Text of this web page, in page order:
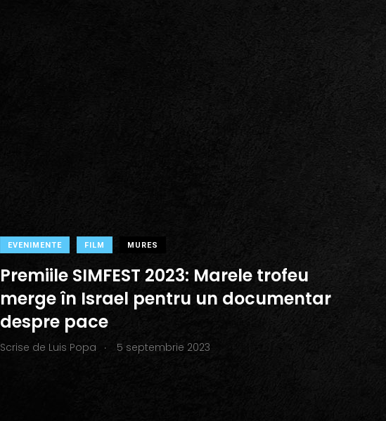
EVENIMENTE FILM MURES
Premiile SIMFEST 2023: Marele trofeu
merge în Israel pentru un documentar
despre pace
Scrise de Luis Popa . 5 septembrie 2023